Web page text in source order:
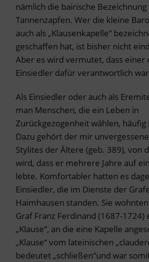
nämlich die bairische
Tannenzapfen. Wer die kleine
auch als „Klausenkapelle“
geschaffen hat, ist bisher nicht
Aber es wird vermutet, dass
Einsiedler dafür verantwortlich
Als Einsiedler oder auch als
man Menschen, die ein Leben in
Zurückgezogenheit wählen, häufig
Dazu gehört der mir
Stylites der Ältere (geb. 389), von
wird, dass er mehrere Jahre auf
lebte. Komfortabler hatten es
Einsiedler, die im Dienste der
Haimhausen standen. Sie
Graf Franz Ferdinand (1687-
„Klause“, an die eine Kapelle
„Klause“ vom lateinischen
bedeutet „schließen“und war